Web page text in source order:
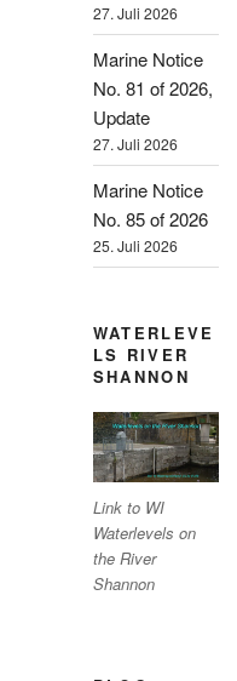
27. Juli 2026
Marine Notice
No. 81 of 2026,
Update
27. Juli 2026
Marine Notice
No. 85 of 2026
25. Juli 2026
WATERLEVE
LS RIVER
SHANNON
Link to WI
Waterlevels on
the River
Shannon